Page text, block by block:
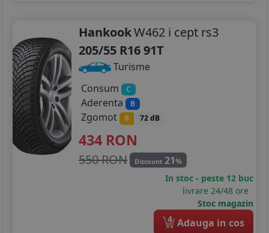
HankookW462 i cept rs3
205/55 R16 91T
Turisme
Consum
C
Aderenta B
Zgomot B 72 dB
434 RON
550 RON Discount 21%
In stoc - peste 12 buc
livrare 24/48 ore
Stoc magazin
4 Adauga in cos